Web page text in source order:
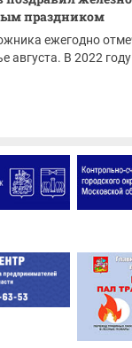
праздником
ежегодно
августа. В 2022